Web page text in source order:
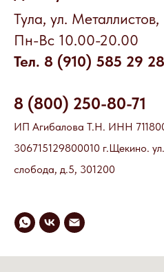
Тула, ул.
Пн-Вс 10.00-20.00
Тел. 8 (910) 585 29 28
8 (800) 250-80-71
ИП Агибалова Т.Н. ИНН
306715129800010 г.Щекино.
слобода, д.5, 301200